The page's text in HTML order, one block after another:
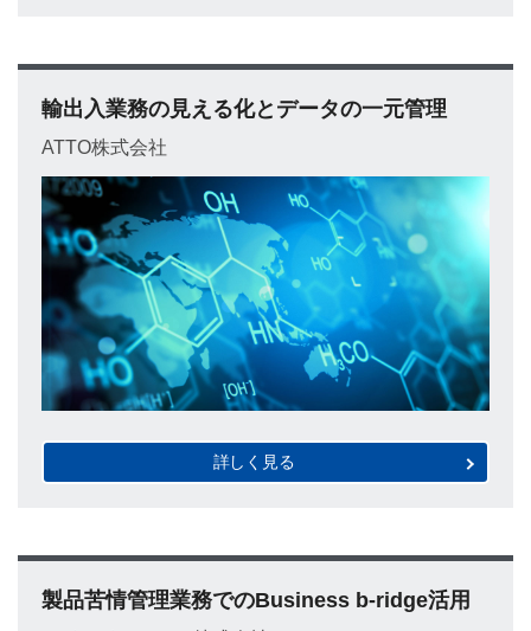
輸出入業務の見える化とデータの一元管理
ATTO株式会社
詳しく見る
製品苦情管理業務でのBusiness b-ridge活用